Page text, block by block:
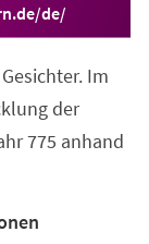
de/
Im
der
775 anhand